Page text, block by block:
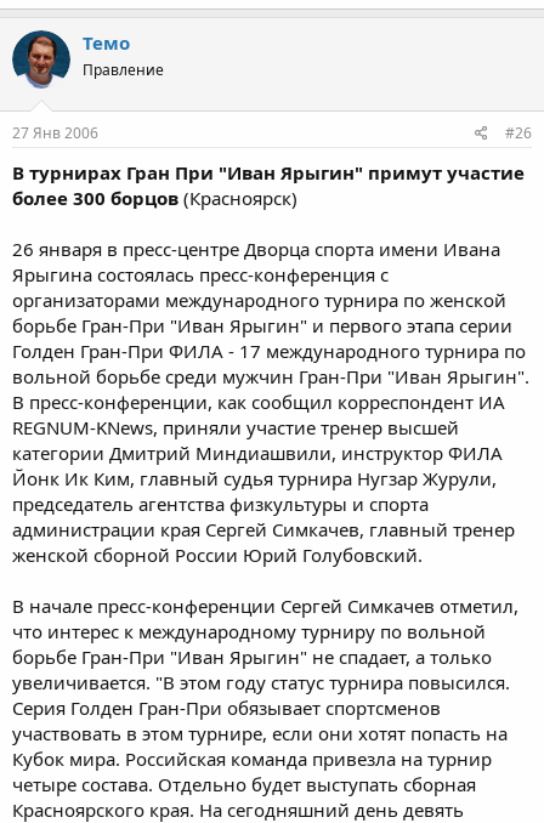
Темо
Правление
27 Янв 2006 #26
В турнирах Гран При "Иван Ярыгин" примут участие
более 300 борцов (Красноярск)
26 января в пресс-центре Дворца спорта имени Ивана
Ярыгина состоялась пресс-конференция с
организаторами международного турнира по женской
борьбе Гран-При "Иван Ярыгин" и первого этапа серии
Голден Гран-При ФИЛА - 17 международного турнира по
вольной борьбе среди мужчин Гран-При "Иван Ярыгин".
В пресс-конференции, как сообщил корреспондент ИА
REGNUM-KNews, приняли участие тренер высшей
категории Дмитрий Миндиашвили, инструктор ФИЛА
Йонк Ик Ким, главный судья турнира Нугзар Журули,
председатель агентства физкультуры и спорта
администрации края Сергей Симкачев, главный тренер
женской сборной России Юрий Голубовский.
В начале пресс-конференции Сергей Симкачев отметил,
что интерес к международному турниру по вольной
борьбе Гран-При "Иван Ярыгин" не спадает, а только
увеличивается. "В этом году статус турнира повысился.
Серия Голден Гран-При обязывает спортсменов
участвовать в этом турнире, если они хотят попасть на
Кубок мира. Российская команда привезла на турнир
четыре состава. Отдельно будет выступать сборная
Красноярского края. На сегодняшний день девять